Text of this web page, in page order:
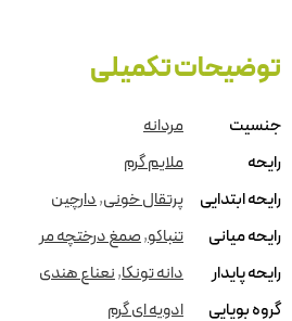
توضیحات تکمیلی
جنسیت
مردانه
رایحه
ملایم گرم
رایحه ابتدایی
پرتقال خونی,دارچین
رایحه میانی
تنباکو,صمغ درختچه مر
رایحه پایدار
دانه تونکا,نعناع هندی
گروه بویایی
ادویه ای گرم